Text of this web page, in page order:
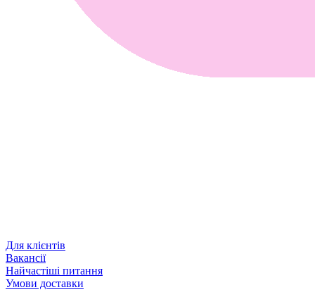
Для клієнтів
Вакансії
Найчастіші питання
Умови доставки